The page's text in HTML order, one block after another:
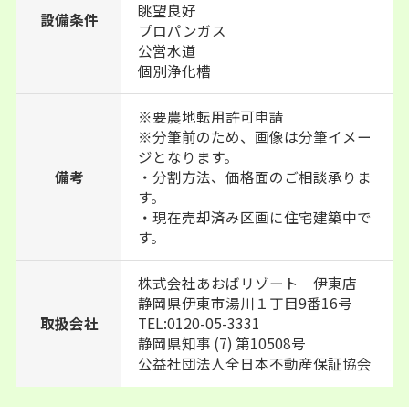
設備条件
眺望良好
プロパンガス
公営水道
個別浄化槽
備考
※要農地転用許可申請
※分筆前のため、画像は分筆イメー
ジとなります。
・分割方法、価格面のご相談承りま
す。
・現在売却済み区画に住宅建築中で
す。
取扱会社
株式会社あおばリゾート 伊東店
静岡県伊東市湯川１丁目9番16号
TEL:0120-05-3331
静岡県知事 (7) 第10508号
公益社団法人全日本不動産保証協会